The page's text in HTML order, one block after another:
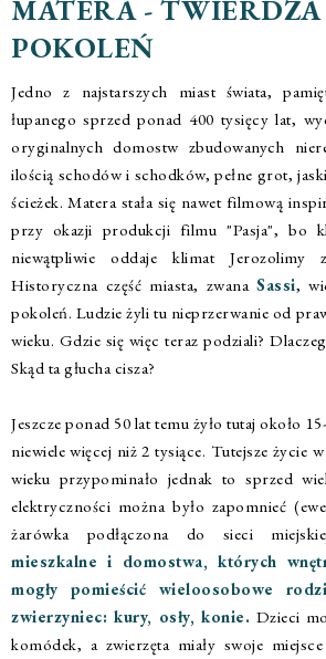
MATERA -
POKOLEŃ
Jedno z najstarszych miast świata,
łupanego sprzed ponad 400 tysięcy lat,
oryginalnych domostw zbudowanych
ilością schodów i schodków, pełne grot,
ścieżek. Matera stała się nawet filmową
przy okazji produkcji filmu "Pasja", bo
niewątpliwie oddaje klimat Jerozolimy
Historyczna część miasta, zwanaSassi,
pokoleń. Ludzie żyli tu nieprzerwanie od
wieku. Gdzie się więc teraz podziali?
Skąd ta głucha cisza?
Jeszcze ponad 50 lat temu żyło tutaj około
niewiele więcej niż 2 tysiące. Tutejsze życie
wieku przypominało jednak to sprzed
elektryczności można było zapomnieć
żarówka podłączona do sieci
mieszkalne i domostwa, których
mogły pomieścić wieloosobowe
zwierzyniec: kury, osły, konie. Dzieci
komódek, a zwierzęta miały swoje